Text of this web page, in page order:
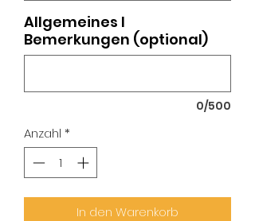
Allgemeines I
Bemerkungen (optional)
0/500
Anzahl *
In den Warenkorb